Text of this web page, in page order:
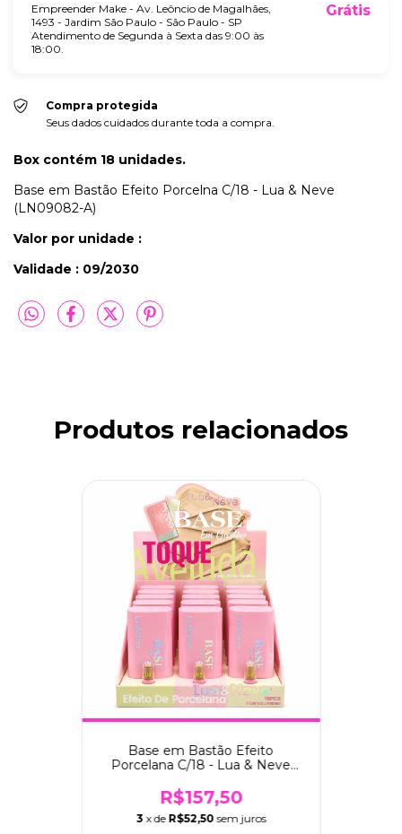
Empreender Make - Av. Leôncio de Magalhães,
1493 - Jardim São Paulo - São Paulo - SP
Atendimento de Segunda à Sexta das 9:00 às
18:00.
Grátis
Compra protegida
Seus dados cuidados durante toda a compra.
Box contém 18 unidades.
Base em Bastão Efeito Porcelna C/18 - Lua & Neve
(LN09082-A)
Valor por unidade :
Validade : 09/2030
Produtos relacionados
Base em Bastão Efeito
Porcelana C/18 - Lua & Neve
R$157,50
3 x de R$52,50 sem juros